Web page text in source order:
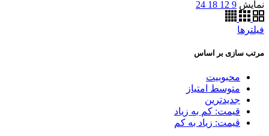
نمایش 9
12
18
24
فیلترها
مرتب سازی بر اساس
محبوبیت
متوسط امتیاز
جدیدترین
قیمت: کم به زیاد
قیمت: زیاد به کم